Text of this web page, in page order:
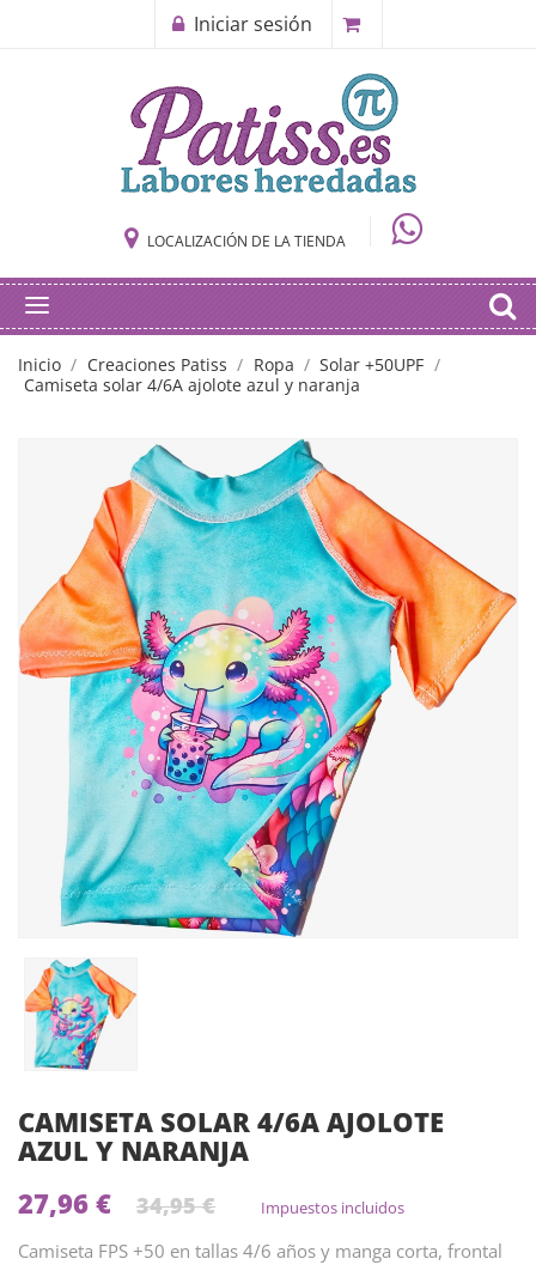
Iniciar sesión
LOCALIZACIÓN DE LA TIENDA
Inicio Creaciones Patiss Ropa
Solar +50UPF
Camiseta solar 4/6A ajolote azul y naranja
CAMISETA SOLAR 4/6A AJOLOTE
AZUL Y NARANJA
27,96 €
34,95 € Impuestos incluidos
Camiseta FPS +50 en tallas 4/6 años y manga corta, frontal